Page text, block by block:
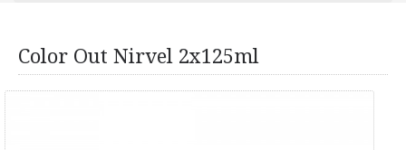
Color Out Nirvel 2x125ml